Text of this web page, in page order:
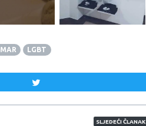
LGBT
SLJEDEĆI ČLANAK